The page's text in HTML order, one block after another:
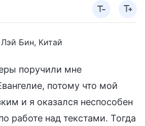
Лэй Бин, Китай
поручили мне
потому что мой
и я оказался неспособен
работе над текстами. Тогда